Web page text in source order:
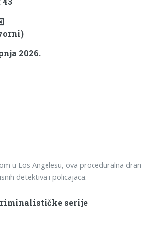
2026.
u Los Angelesu, ova proceduralna
detektiva i policajaca.
serije